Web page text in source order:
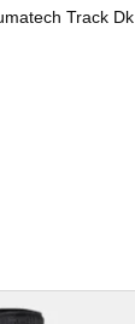
Track Dk